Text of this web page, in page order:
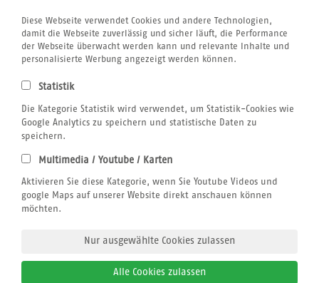
besucht
Unternehmen
Rund um´s Buchen
Reiseversicherung
Gutschein
Centrum für Reisemedizin
Windsurfen
Wingfoilen
Bildnachweis
Airline Blacklist
Rechtliches
AGB
Datenschutz
Diese Webseite verwendet Cookies und andere Technologien,
damit die Webseite zuverlässig und sicher läuft, die Performance
der Webseite überwacht werden kann und relevante Inhalte und
personalisierte Werbung angezeigt werden können.
Statistik
Die Kategorie Statistik wird verwendet, um Statistik-Cookies wie
Google Analytics zu speichern und statistische Daten zu
speichern.
Multimedia / Youtube / Karten
Aktivieren Sie diese Kategorie, wenn Sie Youtube Videos und
google Maps auf unserer Website direkt anschauen können
möchten.
Nur ausgewählte Cookies zulassen
Alle Cookies zulassen